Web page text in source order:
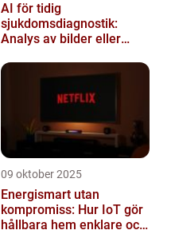
AI för tidig
sjukdomsdiagnostik:
Analys av bilder eller
09 oktober 2025
Energismart utan
kompromiss: Hur IoT gör
hållbara hem enklare och